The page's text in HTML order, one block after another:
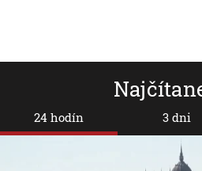
24 hodín 3 dni